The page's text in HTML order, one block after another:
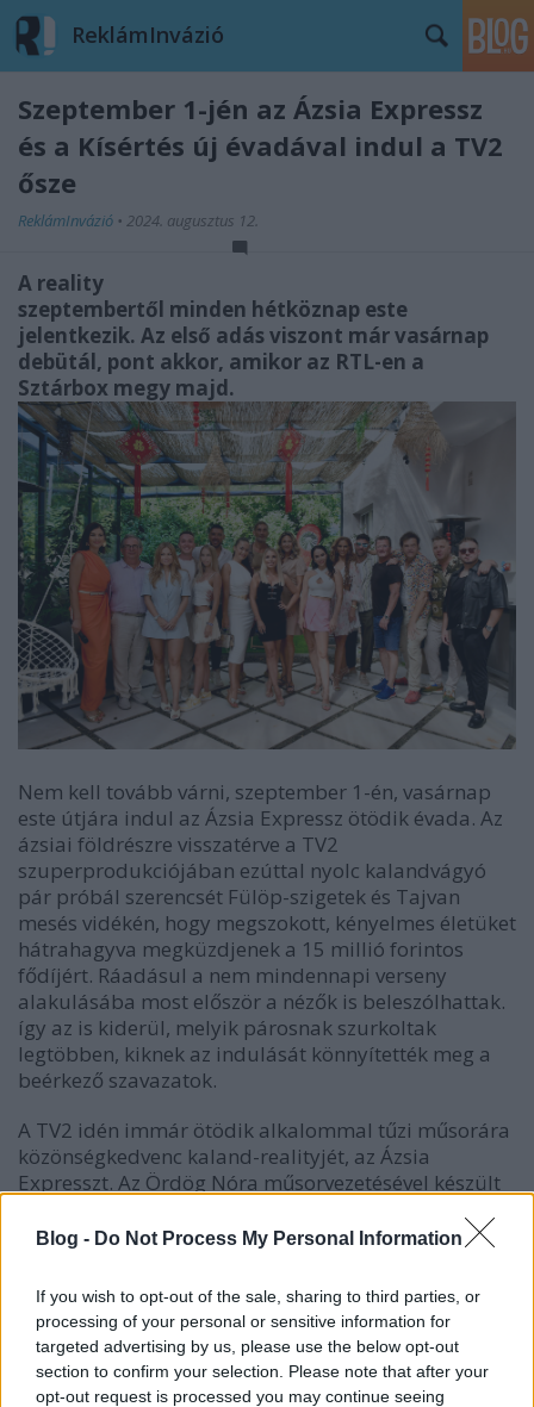
Blog - Do Not Process My Personal Information
If you wish to opt-out of the sale, sharing to third parties, or
processing of your personal or sensitive information for
targeted advertising by us, please use the below opt-out
section to confirm your selection. Please note that after your
opt-out request is processed you may continue seeing
ReklámInvázió
Szeptember 1-jén az Ázsia Expressz
és a Kísértés új évadával indul a TV2
ősze
ReklámInvázió • 2024. augusztus 12.
A reality
szeptembertől minden hétköznap este
jelentkezik. Az első adás viszont már vasárnap
debütál, pont akkor, amikor az RTL-en a
Sztárbox megy majd.
Nem kell tovább várni, szeptember 1-én, vasárnap
este útjára indul az Ázsia Expressz ötödik évada. Az
ázsiai földrészre visszatérve a TV2
szuperprodukciójában ezúttal nyolc kalandvágyó
pár próbál szerencsét Fülöp-szigetek és Tajvan
mesés vidékén, hogy megszokott, kényelmes életüket
hátrahagyva megküzdjenek a 15 millió forintos
fődíjért. Ráadásul a nem mindennapi verseny
alakulásába most először a nézők is beleszólhattak.
így az is kiderül, melyik párosnak szurkoltak
legtöbben, kiknek az indulását könnyítették meg a
beérkező szavazatok.
A TV2 idén immár ötödik alkalommal tűzi műsorára
közönségkedvenc kaland-realityjét, az Ázsia
Expresszt. Az Ördög Nóra műsorvezetésével készült
kezdődik, majd pár hét múlva Tajvanban ér véget.
kihívást tartogatott a sztárpárok számára. Az ázsiai
kalandban ezúttal is készpénz, bankkártya és telefon
nélkül, az otthon kényelmét hátrahagyva vágnak
neki a nem mindennapi versenynek az Ázsia
Expressz sztárpárjai: